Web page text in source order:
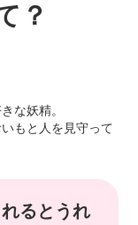
？
な妖精。
もと人を見守って
るとうれ